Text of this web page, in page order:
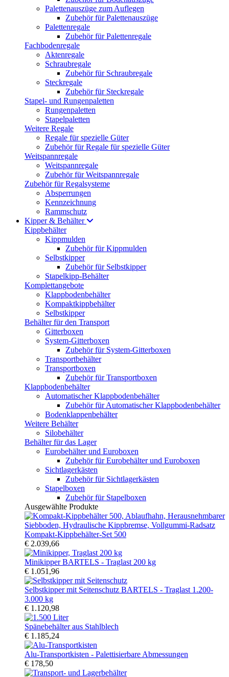
Palettenauszüge zum Auflegen
Zubehör für Palettenauszüge
Palettenregale
Zubehör für Palettenregale
Fachbodenregale
Aktenregale
Schraubregale
Zubehör für Schraubregale
Steckregale
Zubehör für Steckregale
Stapel- und Rungenpaletten
Rungenpaletten
Stapelpaletten
Weitere Regale
Regale für spezielle Güter
Zubehör für Regale für spezielle Güter
Weitspannregale
Weitspannregale
Zubehör für Weitspannregale
Zubehör für Regalsysteme
Absperrungen
Kennzeichnung
Rammschutz
Kipper & Behälter
Kippbehälter
Kippmulden
Zubehör für Kippmulden
Selbstkipper
Zubehör für Selbstkipper
Stapelkipp-Behälter
Komplettangebote
Klappbodenbehälter
Kompaktkippbehälter
Selbstkipper
Behälter für den Transport
Gitterboxen
System-Gitterboxen
Zubehör für System-Gitterboxen
Transportbehälter
Transportboxen
Zubehör für Transportboxen
Klappbodenbehälter
Automatischer Klappbodenbehälter
Zubehör für Automatischer Klappbodenbehälter
Bodenklappenbehälter
Weitere Behälter
Silobehälter
Behälter für das Lager
Eurobehälter und Euroboxen
Zubehör für Eurobehälter und Euroboxen
Sichtlagerkästen
Zubehör für Sichtlagerkästen
Stapelboxen
Zubehör für Stapelboxen
Ausgewählte Produkte
Kompakt-Kippbehälter-Set 500
€ 2.039,66
Minikipper BARTELS - Traglast 200 kg
€ 1.051,96
Selbstkipper mit Seitenschutz BARTELS - Traglast 1.200-
3.000 kg
€ 1.120,98
Spänebehälter aus Stahlblech
€ 1.185,24
Alu-Transportkisten - Palettisierbare Abmessungen
€ 178,50